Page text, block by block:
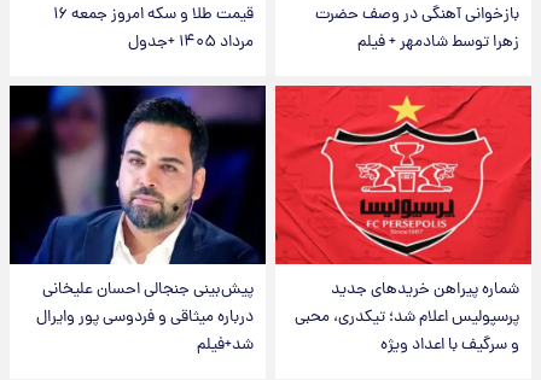
بازخوانی آهنگی در وصف حضرت
زهرا توسط شادمهر + فیلم
قیمت طلا و سکه امروز جمعه ۱۶
مرداد ۱۴۰۵ +جدول
شماره پیراهن خریدهای جدید
پرسپولیس اعلام شد؛ تیکدری، محبی
و سرگیف با اعداد ویژه
پیش‌بینی جنجالی احسان علیخانی
درباره میثاقی و فردوسی پور وایرال
شد+فیلم